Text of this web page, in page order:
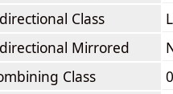
Class
Mirrored
Class